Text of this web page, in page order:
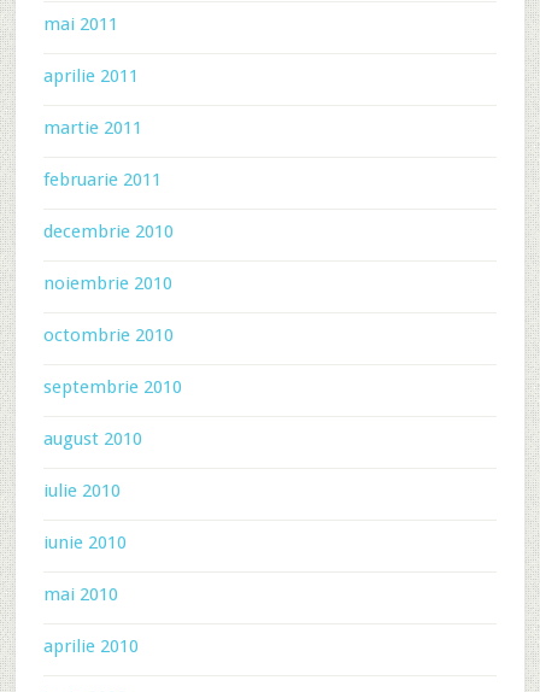
mai 2011
aprilie 2011
martie 2011
februarie 2011
decembrie 2010
noiembrie 2010
octombrie 2010
septembrie 2010
august 2010
iulie 2010
iunie 2010
mai 2010
aprilie 2010